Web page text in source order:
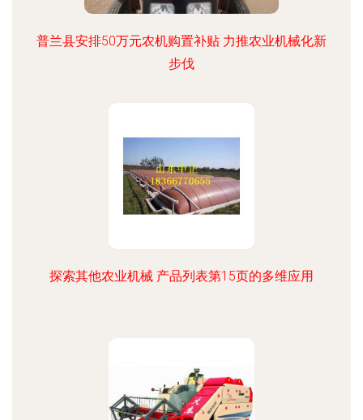
普兰县安排50万元农机购置补贴 力推农业机械化新
步伐
探索其他农业机械 产品列表第15页的多维应用